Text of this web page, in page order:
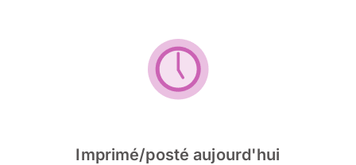
Imprimé/posté aujourd'hui